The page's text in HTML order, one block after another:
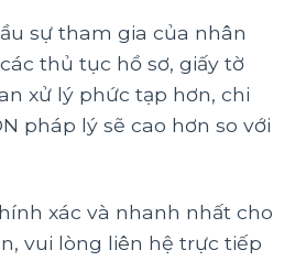
sự tham gia của nhân
thủ tục hồ sơ, giấy tờ
xử lý phức tạp hơn, chi
pháp lý sẽ cao hơn so với
xác và nhanh nhất cho
vui lòng liên hệ trực tiếp